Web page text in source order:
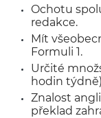
Ochotu
redakce.
Mít
Formuli 1.
Určité
hodin
Znalost
překlad